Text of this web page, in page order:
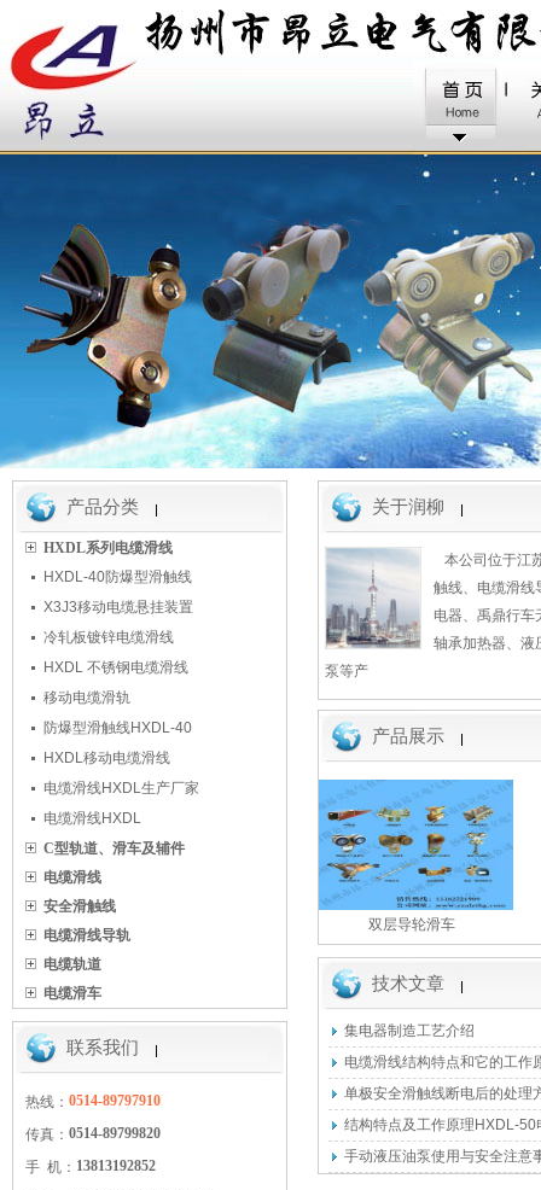
产品分类
HXDL系列电缆滑线
HXDL-40防爆型滑触线
X3J3移动电缆悬挂装置
冷轧板镀锌电缆滑线
HXDL 不锈钢电缆滑线
移动电缆滑轨
防爆型滑触线HXDL-40
HXDL移动电缆滑线
电缆滑线HXDL生产厂家
电缆滑线HXDL
C型轨道、滑车及辅件
电缆滑线
安全滑触线
电缆滑线导轨
电缆轨道
电缆滑车
联系我们
热线： 0514-89797910
传真： 0514-89799820
手 机： 13813192852
关于润柳
本公司位于江
触线、电缆滑线
电器、禹鼎行车
轴承加热器、液
泵等产
产品展示
双层导轮滑车
技术文章
集电器制造工艺介绍
电缆滑线结构特点和它的工作
单极安全滑触线断电后的处理
结构特点及工作原理HXDL-50
手动液压油泵使用与安全注意